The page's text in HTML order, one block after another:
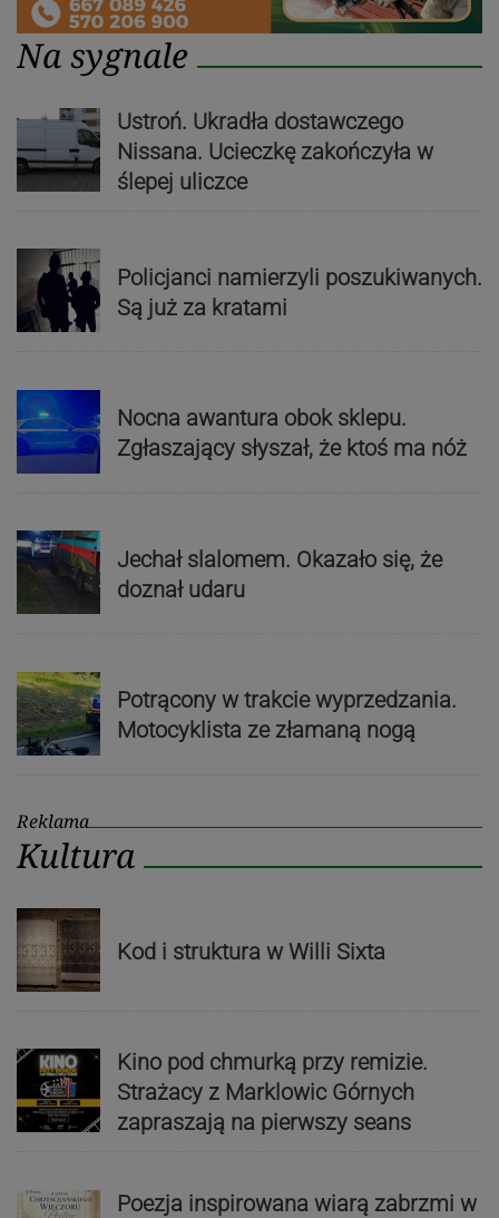
Na sygnale
Ustroń. Ukradła dostawczego
Nissana. Ucieczkę zakończyła w
ślepej uliczce
Policjanci namierzyli poszukiwanych.
Są już za kratami
Nocna awantura obok sklepu.
Zgłaszający słyszał, że ktoś ma nóż
Jechał slalomem. Okazało się, że
doznał udaru
Potrącony w trakcie wyprzedzania.
Motocyklista ze złamaną nogą
Reklama
Kultura
Kod i struktura w Willi Sixta
Kino pod chmurką przy remizie.
Strażacy z Marklowic Górnych
zapraszają na pierwszy seans
Poezja inspirowana wiarą zabrzmi w